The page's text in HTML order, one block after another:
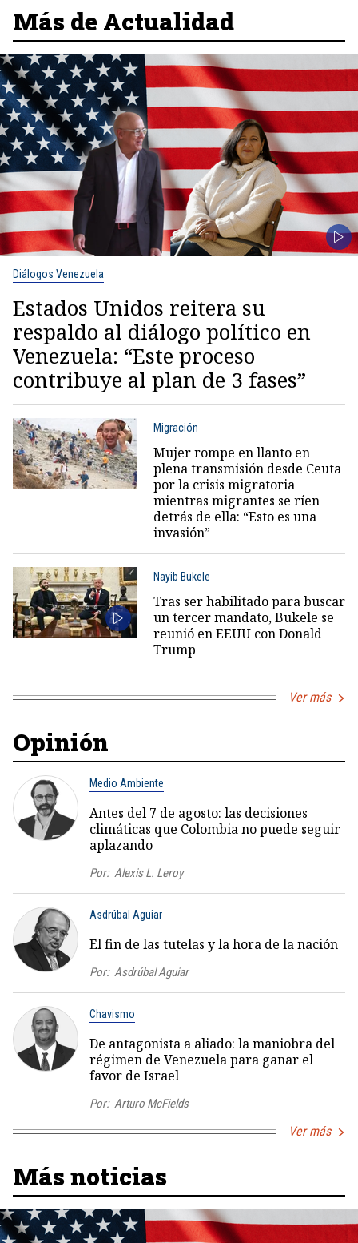
Más de Actualidad
Diálogos Venezuela
Estados Unidos reitera su
respaldo al diálogo político en
Venezuela: “Este proceso
contribuye al plan de 3 fases”
Migración
Mujer rompe en llanto en
plena transmisión desde Ceuta
por la crisis migratoria
mientras migrantes se ríen
detrás de ella: “Esto es una
invasión”
Nayib Bukele
Tras ser habilitado para buscar
un tercer mandato, Bukele se
reunió en EEUU con Donald
Trump
Ver más
Opinión
Medio Ambiente
Antes del 7 de agosto: las decisiones
climáticas que Colombia no puede seguir
aplazando
Por: Alexis L. Leroy
Asdrúbal Aguiar
El fin de las tutelas y la hora de la nación
Por: Asdrúbal Aguiar
Chavismo
De antagonista a aliado: la maniobra del
régimen de Venezuela para ganar el
favor de Israel
Por: Arturo McFields
Ver más
Más noticias